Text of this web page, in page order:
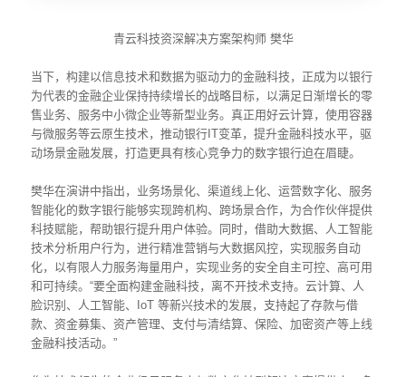
青云科技资深解决方案架构师 樊华
当下，构建以信息技术和数据为驱动力的金融科技，正成为以银行
为代表的金融企业保持持续增长的战略目标，以满足日渐增长的零
售业务、服务中小微企业等新型业务。真正用好云计算，使用容器
与微服务等云原生技术，推动银行IT变革，提升金融科技水平，驱
动场景金融发展，打造更具有核心竞争力的数字银行迫在眉睫。
樊华在演讲中指出，业务场景化、渠道线上化、运营数字化、服务
智能化的数字银行能够实现跨机构、跨场景合作，为合作伙伴提供
科技赋能，帮助银行提升用户体验。同时，借助大数据、人工智能
技术分析用户行为，进行精准营销与大数据风控，实现服务自动
化，以有限人力服务海量用户，实现业务的安全自主可控、高可用
和可持续。“要全面构建金融科技，离不开技术支持。云计算、人
脸识别、人工智能、IoT 等新兴技术的发展，支持起了存款与借
款、资金募集、资产管理、支付与清结算、保险、加密资产等上线
金融科技活动。”